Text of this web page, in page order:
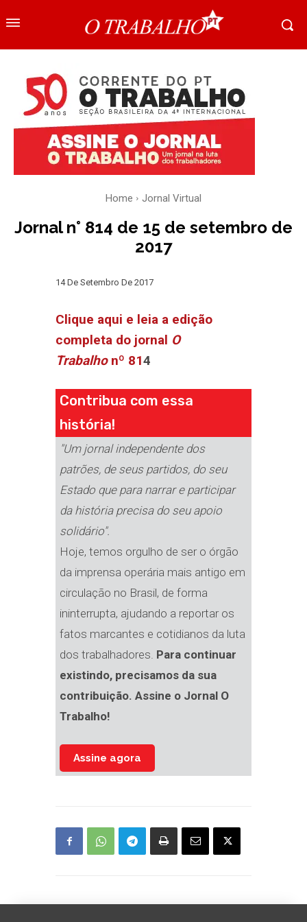
Home Jornal Virtual
Jornal n° 814 de 15 de setembro de
2017
14 De Setembro De 2017
Clique aqui e leia a edição
completa do jornal O
Trabalhonº 814
Contribua com essa
história!
"Um jornal independente dos
patrões, de seus partidos, do seu
Estado que para narrar e participar
da história precisa do seu apoio
solidário".
Hoje, temos orgulho de ser o órgão
da imprensa operária mais antigo em
circulação no Brasil, de forma
ininterrupta, ajudando a reportar os
fatos marcantes e cotidianos da luta
dos trabalhadores. Para continuar
existindo, precisamos da sua
contribuição. Assine o Jornal O
Trabalho!
Assine agora